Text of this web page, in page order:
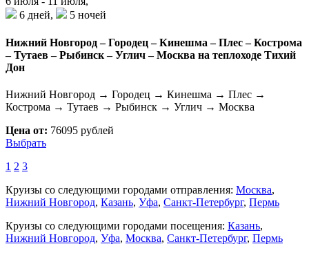
6 дней,
5 ночей
Нижний Новгород – Городец – Кинешма – Плес – Кострома
– Тутаев – Рыбинск – Углич – Москва на теплоходе Тихий
Дон
Нижний Новгород → Городец → Кинешма → Плес →
Кострома → Тутаев → Рыбинск → Углич → Москва
Цена от: 76095 рублей
Выбрать
1 2 3
Круизы со следующими городами отправления: Москва,
Нижний Новгород, Казань, Уфа, Санкт-Петербург, Пермь
Круизы со следующими городами посещения: Казань,
Нижний Новгород, Уфа, Москва, Санкт-Петербург, Пермь